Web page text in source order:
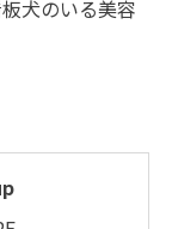
犬のいる美容